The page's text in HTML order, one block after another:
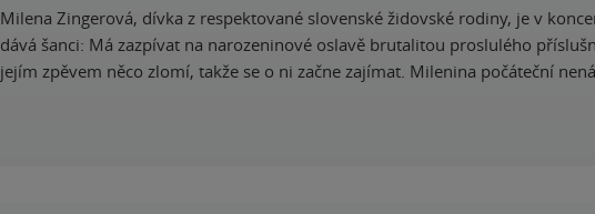
Milena Zingerová, dívka z respektované slovenské židovské rodiny, je v
dává šanci: Má zazpívat na narozeninové oslavě brutalitou proslulého
jejím zpěvem něco zlomí, takže se o ni začne zajímat. Milenina počáteční